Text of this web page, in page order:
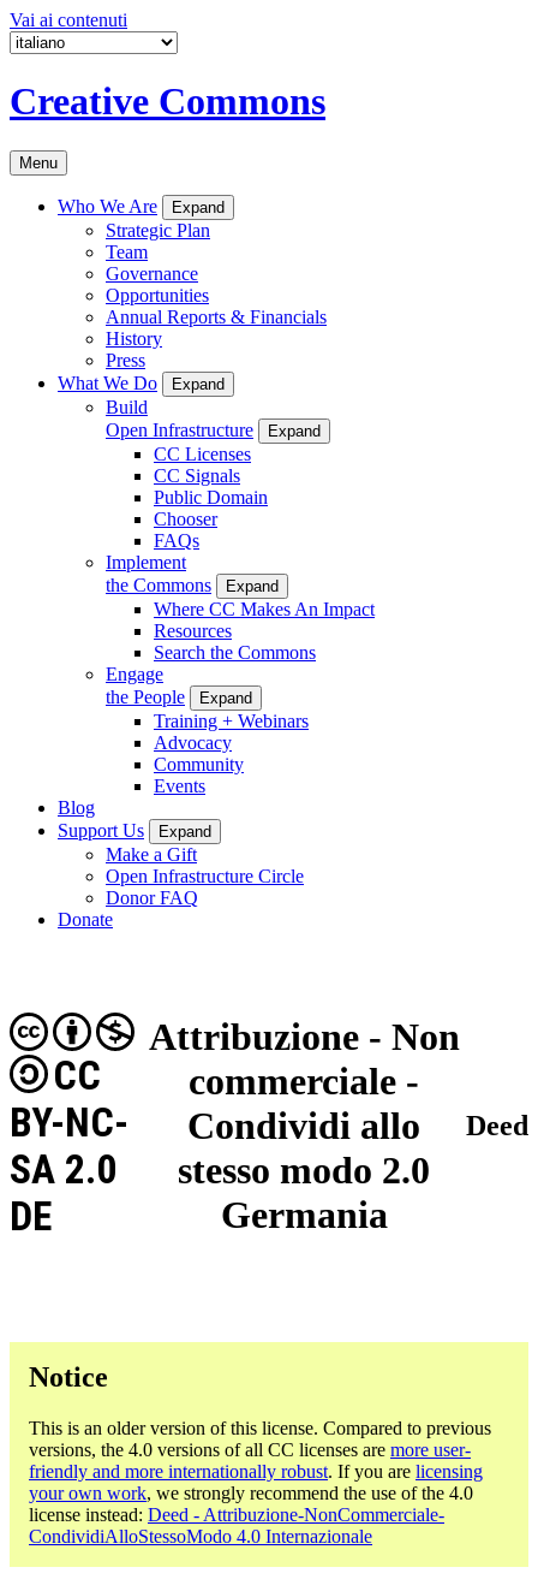
Vai ai contenuti
Creative Commons
Menu
Who We Are Expand
Strategic Plan
Team
Governance
Opportunities
Annual Reports & Financials
History
Press
What We Do
Expand
Build
Open Infrastructure
Expand
CC Licenses
CC Signals
Public Domain
Chooser
FAQs
Implement
the Commons
Expand
Where CC Makes An Impact
Resources
Search the Commons
Engage
the People
Expand
Training + Webinars
Advocacy
Community
Events
Blog
Support Us
Expand
Make a Gift
Open Infrastructure Circle
Donor FAQ
Donate
Attribuzione - Non
commerciale -
Condividi allo
stesso modo 2.0
Germania
CC
BY-NC-
SA 2.0
DE
Deed
Notice
This is an older version of this license. Compared to previous
versions, the 4.0 versions of all CC licenses are more user-
friendly and more internationally robust. If you are licensing
your own work, we strongly recommend the use of the 4.0
license instead: Deed - Attribuzione-NonCommerciale-
CondividiAlloStessoModo 4.0 Internazionale